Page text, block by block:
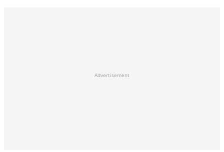
Advertisement